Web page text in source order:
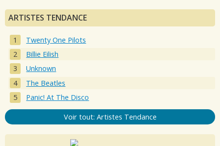
ARTISTES TENDANCE
Twenty One Pilots
Billie Eilish
Unknown
The Beatles
Panic! At The Disco
Voir tout: Artistes Tendance